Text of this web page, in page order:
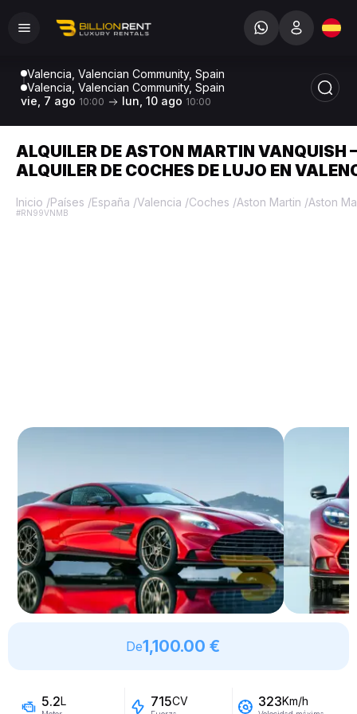
Valencia, Valencian Community, Spain
Valencia, Valencian Community, Spain
vie, 7 ago 10:00 lun, 10 ago 10:00
ALQUILER DE ASTON MARTIN VANQUISH –
ALQUILER DE COCHES DE LUJO EN
Inicio /Países /España /Valencia /Coches /Aston Martin /Aston
#RN99VNMB
De1,100.00 €
5.2L 715CV 323Km/h